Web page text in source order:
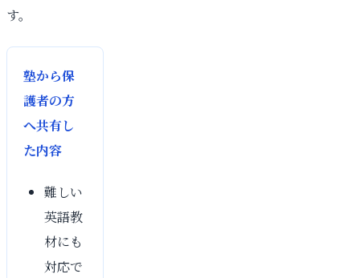
す。
塾から保
護者の方
へ共有し
た内容
難しい
英語教
材にも
対応で